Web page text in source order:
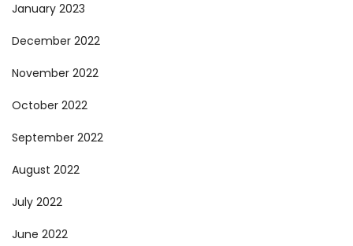
January 2023
December 2022
November 2022
October 2022
September 2022
August 2022
July 2022
June 2022